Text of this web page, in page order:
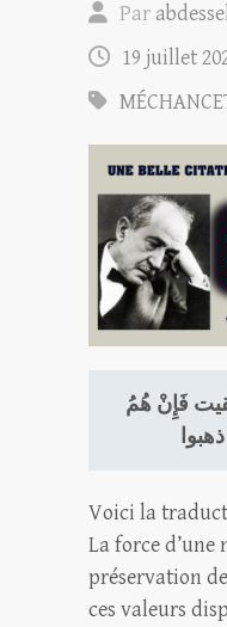
Par
19 juillet
بقيت فَإِنْ هُمُ
Voici la
La force d’une
préservation
ces valeurs